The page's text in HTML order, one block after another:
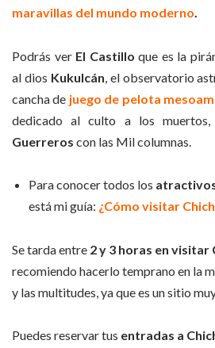
maravillas del mundo moderno.
Podrás ver El Castillo que es la
al dios Kukulcán , el observatorio
cancha de juego de pelota
dedicado al culto a los
Guerreros con las Mil columnas.
Para conocer todos los
está mi guía: ¿Cómo visitar
Se tarda entre 2 y 3 horas en visitar
recomiendo hacerlo temprano en la
y las multitudes, ya que es un sitio
Puedes reservar tus entradas a